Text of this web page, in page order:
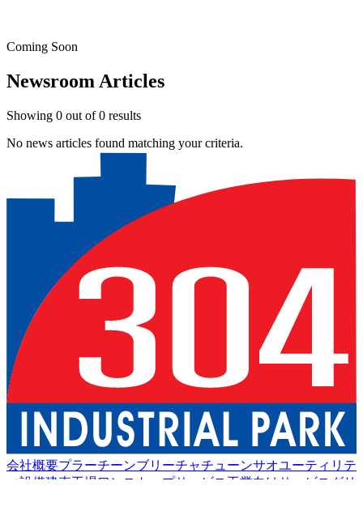
Coming Soon
Newsroom Articles
Showing 0 out of0 results
No news articles found matching your criteria.
会社概要プラーチーンブリーチャチューンサオユーティリテ
ィ設備建売工場 ワンストップサービス 工業向けサービス グリ